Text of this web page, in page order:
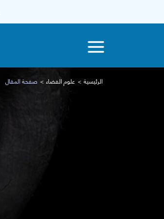
الرئيسية علوم الفضاء صفحة المقال